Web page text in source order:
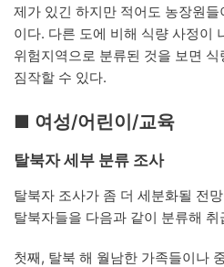
제가 있긴 하지만 적어도 농장원
이다. 다른 도에 비해 식량 사정이
위험지역으로 분류된 것을 보면
짐작할 수 있다.
■ 여성/어린이/교육
탈북자 세부 분류 조사
탈북자 조사가 좀 더 세분화될 전
탈북자들을 다음과 같이 분류해
첫째, 탈북 해 월남한 가족들이나